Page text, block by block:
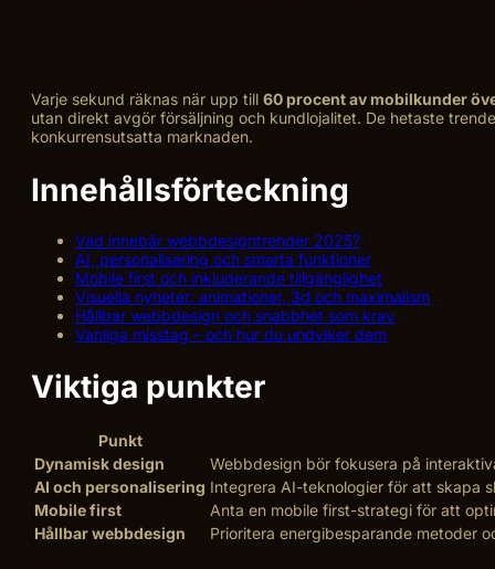
Varje sekund räknas när upp till 60 procent av mobilkunder
utan direkt avgör försäljning och kundlojalitet. De hetaste
konkurrensutsatta marknaden.
Innehållsförteckning
Vad innebär webbdesigntrender 2025?
AI, personalisering och smarta funktioner
Mobile first och inkluderande tillgänglighet
Visuella nyheter: animationer, 3d och maximalism
Hållbar webbdesign och snabbhet som krav
Vanliga misstag – och hur du undviker dem
Viktiga punkter
Punkt
Dynamisk design
Webbdesign bör fokusera på
AI och personalisering Integrera AI-teknologier för att skapa
Mobile first
Anta en mobile first-strategi för att
Hållbar webbdesign
Prioritera energibesparande metoder